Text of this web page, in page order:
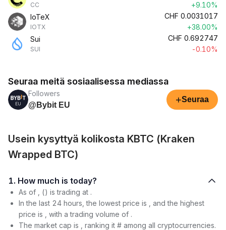
CC
+9.10%
IoTeX
IOTX
CHF 0.0031017
+38.00%
Sui
SUI
CHF 0.692747
-0.10%
Seuraa meitä sosiaalisessa mediassa
Followers
@Bybit EU
+Seuraa
Usein kysyttyä kolikosta KBTC (Kraken
Wrapped BTC)
1. How much is today?
As of , () is trading at .
In the last 24 hours, the lowest price is , and the highest
price is , with a trading volume of .
The market cap is , ranking it # among all cryptocurrencies.